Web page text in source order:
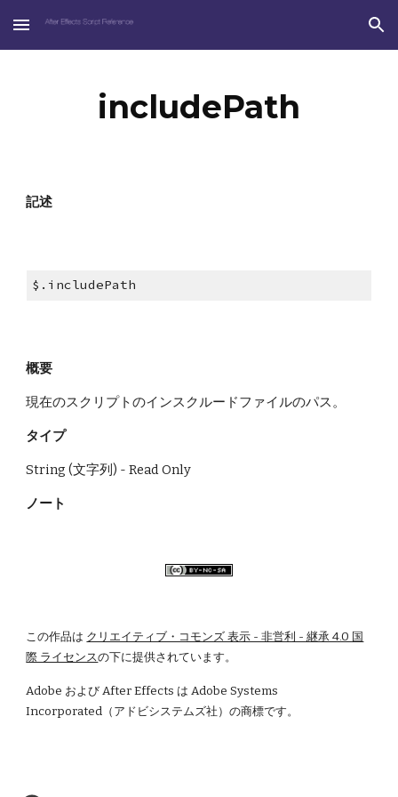
Skip to main content Skip to navigation
includePath
記述
$.includePath
概要
現在のスクリプトのインスクルードファイルのパス。
タイプ
String (文字列) - Read Only
ノート
この作品は クリエイティブ・コモンズ 表示 - 非営利 - 継承 4.0 国
際 ライセンスの下に提供されています。
Adobe および After Effects は Adobe Systems
Incorporated（アドビシステムズ社）の商標です。